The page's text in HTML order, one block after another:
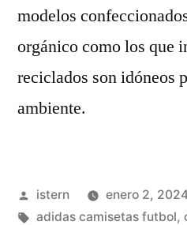
modelos
orgánico como los que
reciclados son idóneos
ambiente.
Publicado
por
istern enero 2,
Etiquetas:
adidas camisetas futbol,